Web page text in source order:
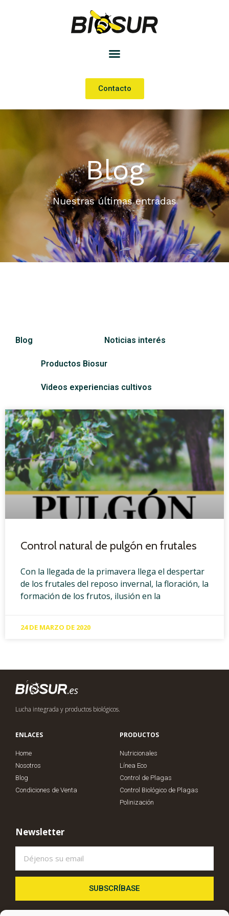
Contacto
Blog
Nuestras últimas entradas
Blog Noticias interés
Productos Biosur
Videos experiencias cultivos
Control natural de pulgón en frutales
Con la llegada de la primavera llega el despertar
de los frutales del reposo invernal, la floración, la
formación de los frutos, ilusión en la
24 DE MARZO DE 2020
Lucha integrada y productos biológicos.
ENLACES
Home
Nosotros
Blog
Condiciones de Venta
PRODUCTOS
Nutricionales
Línea Eco
Control de Plagas
Control Biológico de Plagas
Polinización
Newsletter
SUBSCRÍBASE